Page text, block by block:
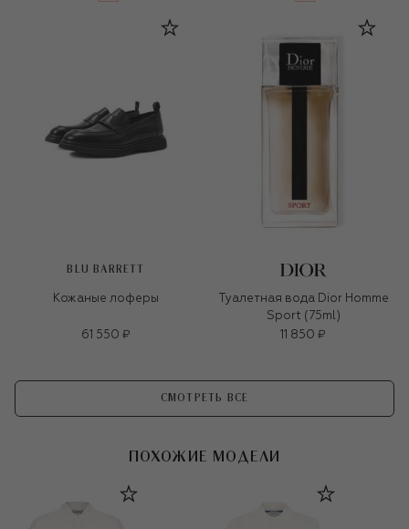
BLU BARRETT
Кожаные лоферы
61 550 ₽
Туалетная вода Dior Homme
Sport (75ml)
11 850 ₽
СМОТРЕТЬ ВСЕ
ПОХОЖИЕ МОДЕЛИ